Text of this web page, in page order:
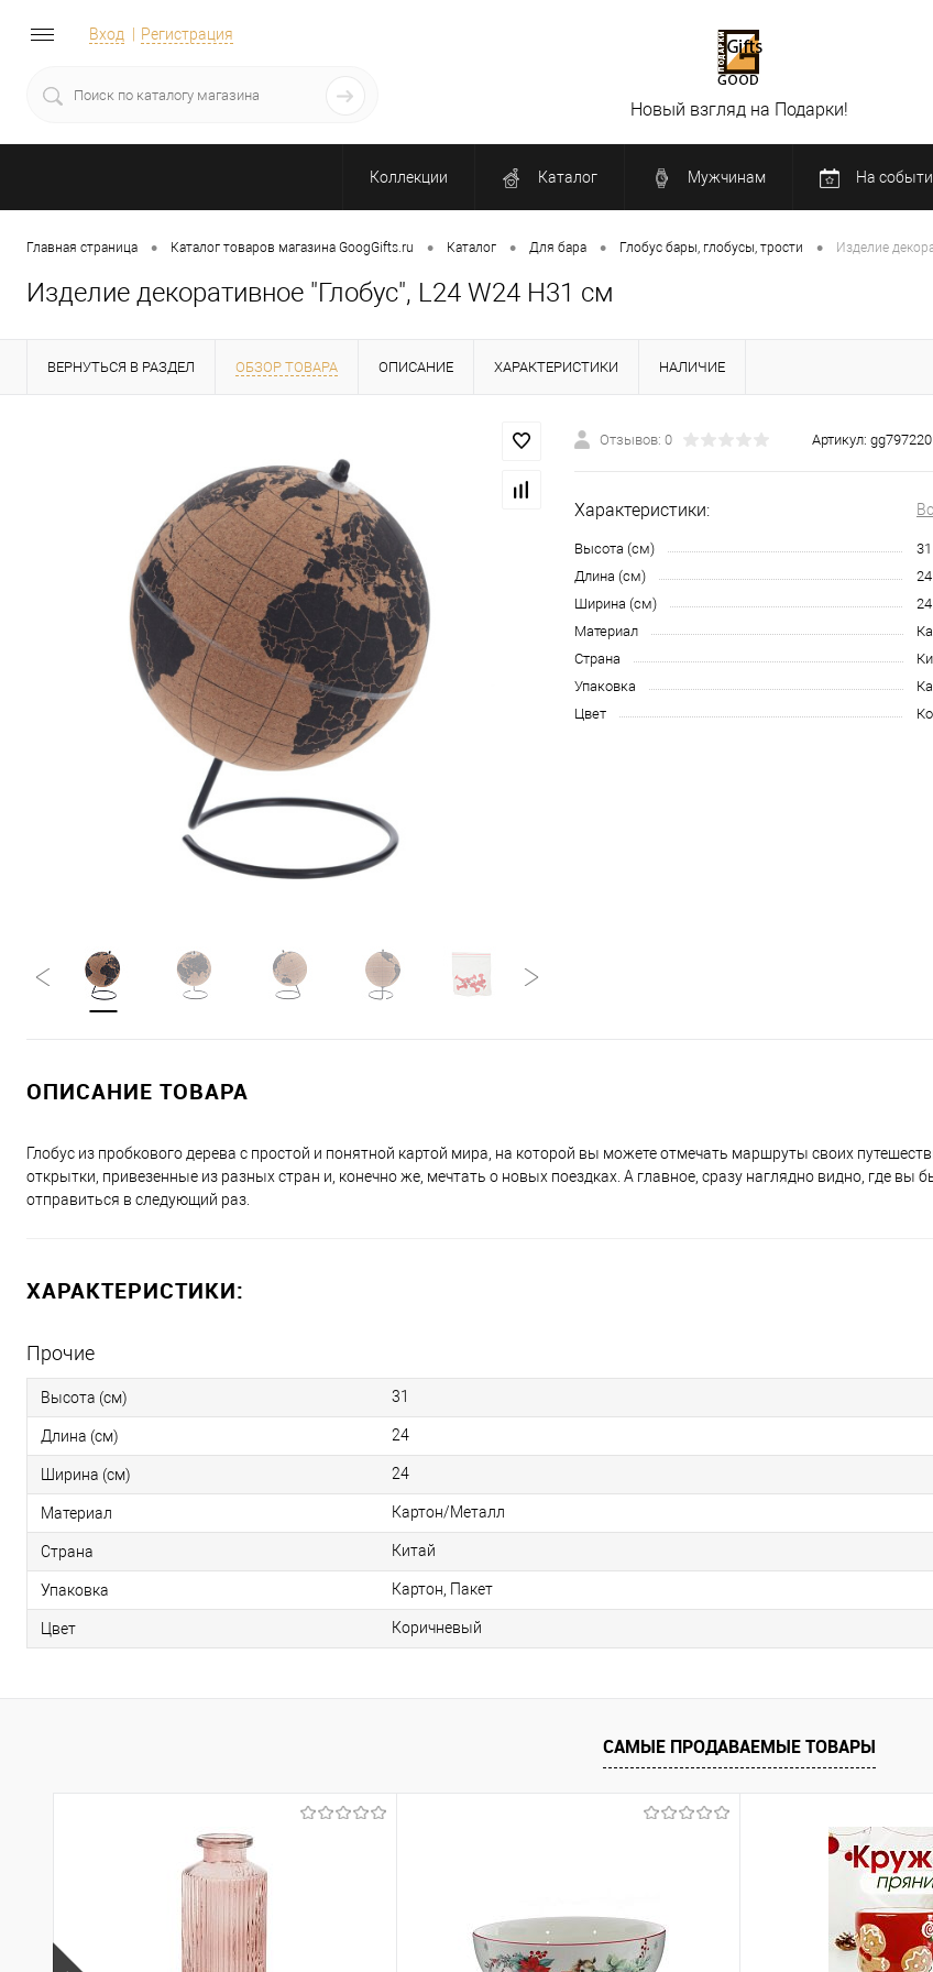
Вход Регистрация
Новый взгляд на Подарки!
Коллекции Каталог Мужчинам На
Главная страница • Каталог товаров магазина GoogGifts.ru • Каталог • Для бара • Глобус бары, глобусы, трости • Изделие
Изделие декоративное "Глобус", L24 W24 H31 см
ВЕРНУТЬСЯ В РАЗДЕЛ ОБЗОР ТОВАРА ОПИСАНИЕ ХАРАКТЕРИСТИКИ НАЛИЧИЕ
Отзывов: 0 Артикул: gg797220
Характеристики:
Высота (см)
31
Длина (см)
24
Ширина (см)
24
Материал
Страна
Упаковка
Цвет
ОПИСАНИЕ ТОВАРА
Глобус из пробкового дерева с простой и понятной картой мира, на которой вы можете отмечать маршруты своих
открытки, привезенные из разных стран и, конечно же, мечтать о новых поездках. А главное, сразу наглядно видно, где вы
отправиться в следующий раз.
ХАРАКТЕРИСТИКИ:
Прочие
Высота (см) 31
Длина (см) 24
Ширина (см) 24
Материал Картон/Металл
Страна Китай
Упаковка Картон, Пакет
Цвет Коричневый
САМЫЕ ПРОДАВАЕМЫЕ ТОВАРЫ